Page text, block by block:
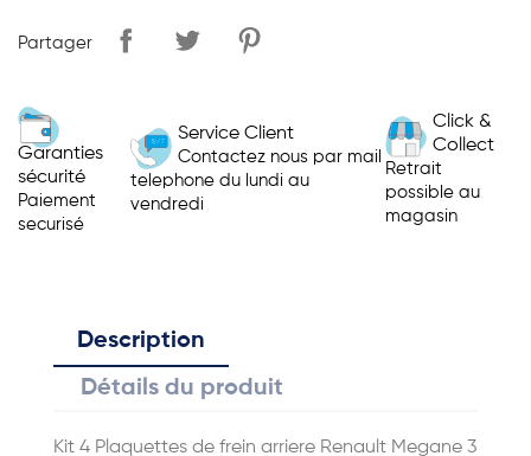
Partager
Garanties
sécurité
Paiement
securisé
Service Client
Contactez nous par mail
telephone du lundi au
vendredi
Click &
Collect
Retrait
possible au
magasin
Description
Détails du produit
Kit 4 Plaquettes de frein arriere Renault Megane 3